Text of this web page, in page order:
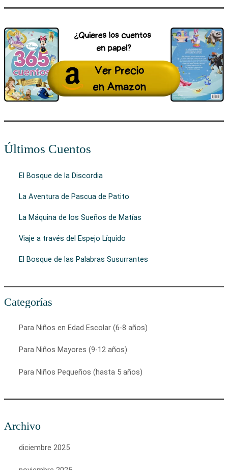
Últimos Cuentos
El Bosque de la Discordia
La Aventura de Pascua de Patito
La Máquina de los Sueños de Matías
Viaje a través del Espejo Líquido
El Bosque de las Palabras Susurrantes
Categorías
Para Niños en Edad Escolar (6-8 años)
Para Niños Mayores (9-12 años)
Para Niños Pequeños (hasta 5 años)
Archivo
diciembre 2025